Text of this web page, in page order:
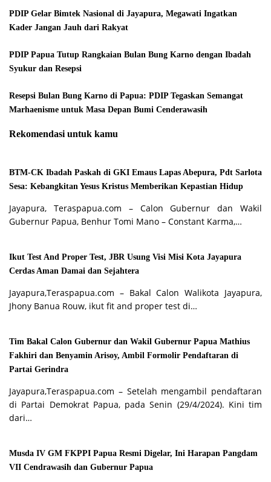
PDIP Gelar Bimtek Nasional di Jayapura, Megawati Ingatkan
Kader Jangan Jauh dari Rakyat
PDIP Papua Tutup Rangkaian Bulan Bung Karno dengan Ibadah
Syukur dan Resepsi
Resepsi Bulan Bung Karno di Papua: PDIP Tegaskan Semangat
Marhaenisme untuk Masa Depan Bumi Cenderawasih
Rekomendasi untuk kamu
BTM-CK Ibadah Paskah di GKI Emaus Lapas Abepura, Pdt Sarlota
Sesa: Kebangkitan Yesus Kristus Memberikan Kepastian Hidup
Jayapura, Teraspapua.com – Calon Gubernur dan Wakil
Gubernur Papua, Benhur Tomi Mano – Constant Karma,…
Ikut Test And Proper Test, JBR Usung Visi Misi Kota Jayapura
Cerdas Aman Damai dan Sejahtera
Jayapura,Teraspapua.com – Bakal Calon Walikota Jayapura,
Jhony Banua Rouw, ikut fit and proper test di…
Tim Bakal Calon Gubernur dan Wakil Gubernur Papua Mathius
Fakhiri dan Benyamin Arisoy, Ambil Formolir Pendaftaran di
Partai Gerindra
Jayapura,Teraspapua.com – Setelah mengambil pendaftaran
di Partai Demokrat Papua, pada Senin (29/4/2024). Kini tim
dari…
Musda IV GM FKPPI Papua Resmi Digelar, Ini Harapan Pangdam
VII Cendrawasih dan Gubernur Papua